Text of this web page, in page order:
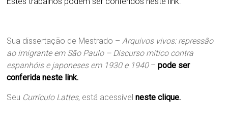
Sua dissertação de Mestrado – Arquivos vivos: repressão
ao imigrante em São Paulo – Discurso mítico contra
espanhóis e japoneses em 1930 e 1940–pode ser
conferida neste link.
Seu Currículo Lattes, está acessívelneste clique.